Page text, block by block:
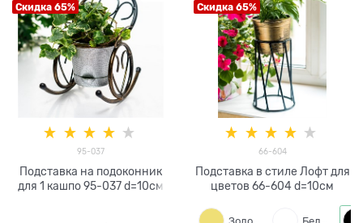
Скидка 65%
95-037
Подставка на подоконник
для 1 кашпо 95-037 d=10см
Скидка 65%
66-604
Подставка в стиле Лофт для
цветов 66-604 d=10см